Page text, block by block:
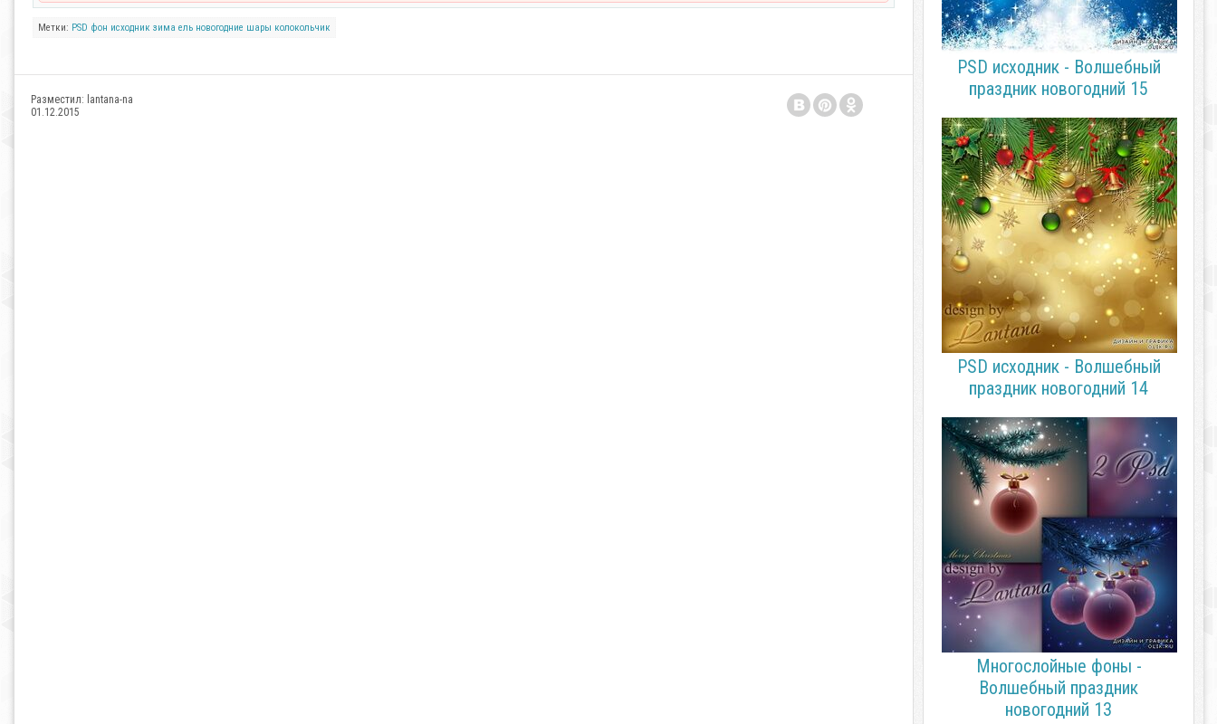
Метки: PSD фон исходник зима ель новогодние шары колокольчик
Разместил: lantana-na
01.12.2015
PSD исходник - Волшебный
праздник новогодний 15
PSD исходник - Волшебный
праздник новогодний 14
Многослойные фоны -
Волшебный праздник
новогодний 13